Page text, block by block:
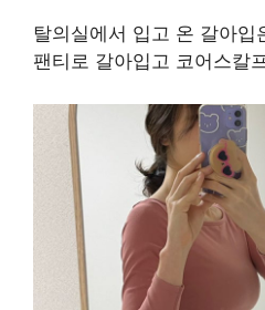
탈의실에서 입고 온 갈아입
팬티로 갈아입고 코어스칼